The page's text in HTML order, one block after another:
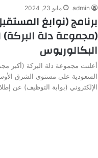
admin مايو 23, 2024
برنامج (نوابغ
(مجموعة دلة البركة)
البكالوريوس
أعلنت مجموعة دلة البركة (أكبر
السعودية على مستوى الشرق
الإلكتروني (بوابة التوظيف) عن